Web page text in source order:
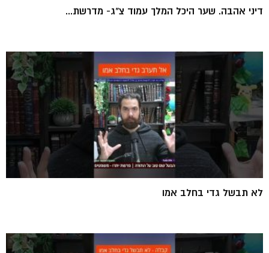
דיני אהבה. שער היכל המלך עמוד צ"ג- מדרשת...
לא תבשל גדי בחלב אמו